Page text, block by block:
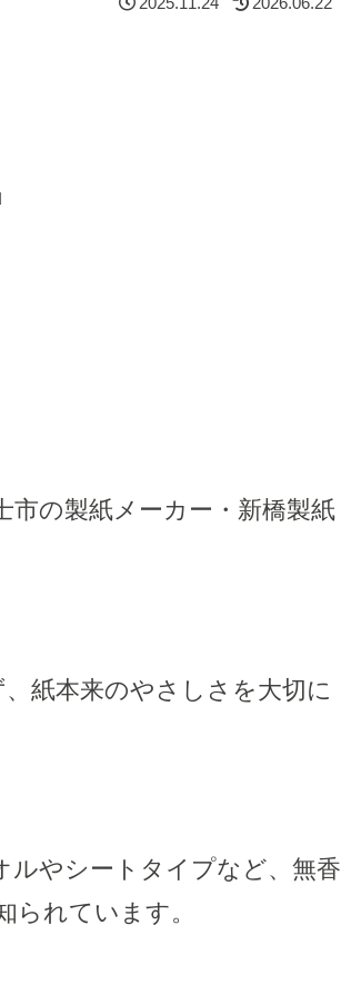
の製紙メーカー・新橋製紙
紙本来のやさしさを大切に
ルやシートタイプなど、無香
れています。